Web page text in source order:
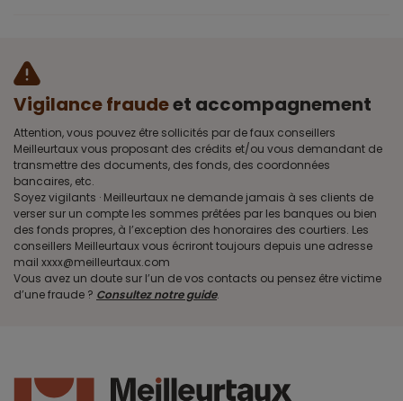
Vigilance fraudeet accompagnement
Attention, vous pouvez être sollicités par de faux conseillers
Meilleurtaux vous proposant des crédits et/ou vous demandant de
transmettre des documents, des fonds, des coordonnées
bancaires, etc.
Soyez vigilants · Meilleurtaux ne demande jamais à ses clients de
verser sur un compte les sommes prêtées par les banques ou bien
des fonds propres, à l’exception des honoraires des courtiers. Les
conseillers Meilleurtaux vous écriront toujours depuis une adresse
mail xxxx@meilleurtaux.com
Vous avez un doute sur l’un de vos contacts ou pensez être victime
d’une fraude ? Consultez notre guide.